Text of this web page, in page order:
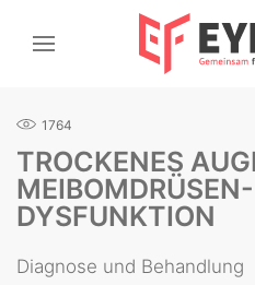
1764
TROCKENES
MEIBOMDRÜSEN-
DYSFUNKTION
Diagnose und Behandlung